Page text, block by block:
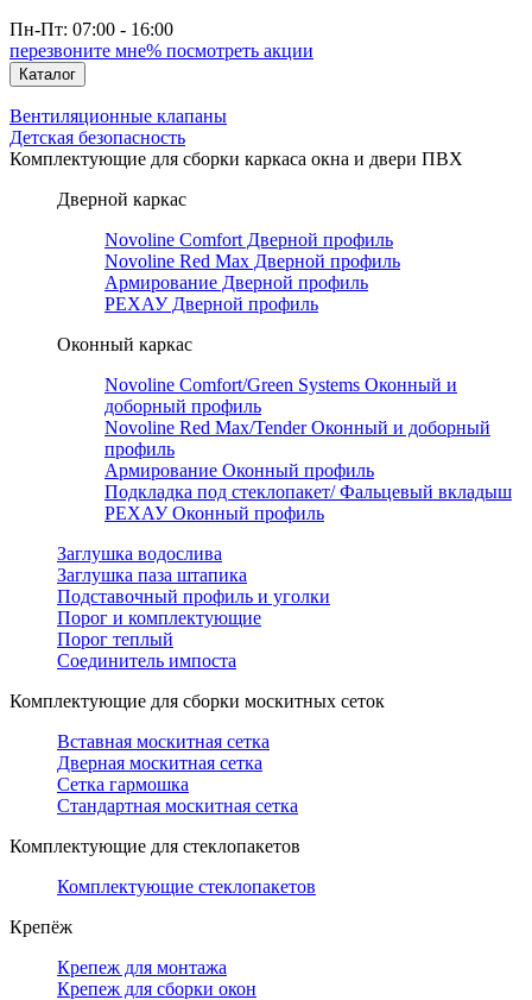
Пн-Пт: 07:00 - 16:00
перезвоните мне% посмотреть акции
Каталог
Вентиляционные клапаны
Детская безопасность
Комплектующие для сборки каркаса окна и двери ПВХ
Дверной каркас
Novoline Comfort Дверной профиль
Novoline Red Мax Дверной профиль
Армирование Дверной профиль
РЕХАУ Дверной профиль
Оконный каркас
Novoline Comfort/Green Systems Оконный и
доборный профиль
Novoline Red Max/Tender Оконный и доборный
профиль
Армирование Оконный профиль
Подкладка под стеклопакет/ Фальцевый вкладыш
РЕХАУ Оконный профиль
Заглушка водослива
Заглушка паза штапика
Подставочный профиль и уголки
Порог и комплектующие
Порог теплый
Соединитель импоста
Комплектующие для сборки москитных сеток
Вставная москитная сетка
Дверная москитная сетка
Сетка гармошка
Стандартная москитная сетка
Комплектующие для стеклопакетов
Комплектующие стеклопакетов
Крепёж
Крепеж для монтажа
Крепеж для сборки окон